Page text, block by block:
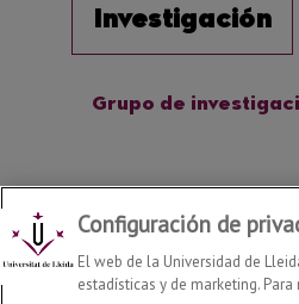
Departamento de Ciencia e
Configuración de
El web de la Universidad de
estadísticas y de marketing.